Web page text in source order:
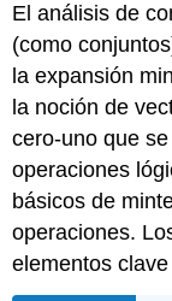
El análisis de
(como
la expansión
la noción de
cero-uno que
operaciones
básicos de
operaciones.
elementos